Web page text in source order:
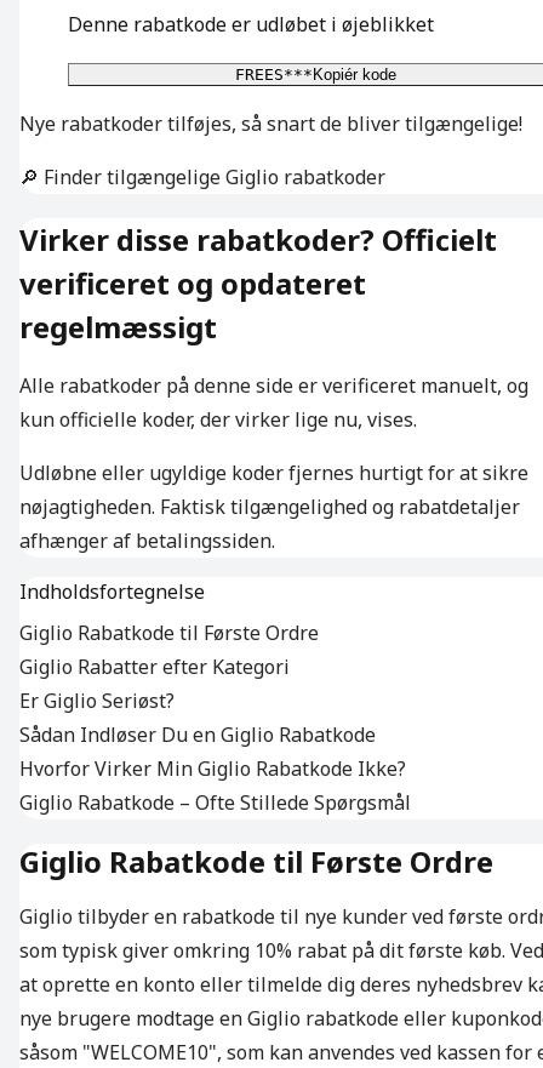
Denne rabatkode er udløbet i øjeblikket
FREES*** Kopiér kode
Nye rabatkoder tilføjes, så snart de bliver tilgængelige!
🔎 Finder tilgængelige Giglio rabatkoder
Virker disse rabatkoder? Officielt
verificeret og opdateret
regelmæssigt
Alle rabatkoder på denne side er verificeret manuelt, og
kun officielle koder, der virker lige nu, vises.
Udløbne eller ugyldige koder fjernes hurtigt for at sikre
nøjagtigheden. Faktisk tilgængelighed og rabatdetaljer
afhænger af betalingssiden.
Indholdsfortegnelse
Giglio Rabatkode til Første Ordre
Giglio Rabatter efter Kategori
Er Giglio Seriøst?
Sådan Indløser Du en Giglio Rabatkode
Hvorfor Virker Min Giglio Rabatkode Ikke?
Giglio Rabatkode – Ofte Stillede Spørgsmål
Giglio Rabatkode til Første Ordre
Giglio tilbyder en rabatkode til nye kunder ved første
som typisk giver omkring 10% rabat på dit første køb. Ved
at oprette en konto eller tilmelde dig deres nyhedsbrev
nye brugere modtage en Giglio rabatkode eller
såsom "WELCOME10", som kan anvendes ved kassen for